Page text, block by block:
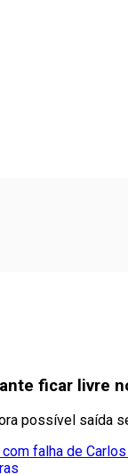
ficar livre
possível saída
falha de